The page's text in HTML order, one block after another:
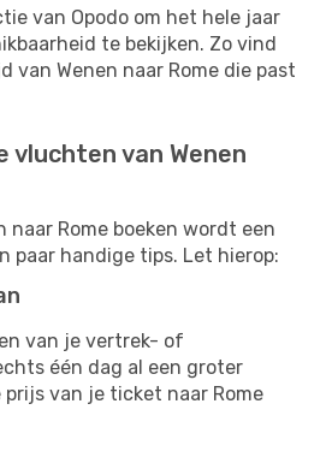
van Opodo om het hele jaar
te bekijken. Zo vind
van Wenen naar Rome die past
vluchten van Wenen
naar Rome boeken wordt een
paar handige tips. Let hierop:
van je vertrek- of
één dag al een groter
van je ticket naar Rome